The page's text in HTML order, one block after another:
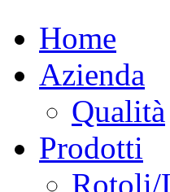
Home
Azienda
Qualità
Prodotti
Rotoli/